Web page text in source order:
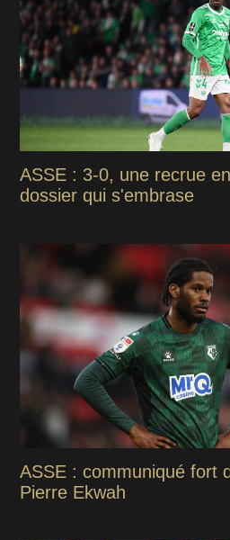
ASSE : 3-0, une recrue
dossier qui s'embrase
ASSE : communiqué fort
Pierre Ekwah